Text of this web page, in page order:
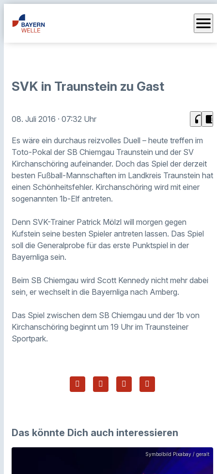
menu
SVK in Traunstein zu Gast
08. Juli 2016 · 07:32 Uhr headphones chrome_reader_mode
Es wäre ein durchaus reizvolles Duell – heute treffen im
Toto-Pokal der SB Chiemgau Traunstein und der SV
Kirchanschöring aufeinander. Doch das Spiel der derzeit
besten Fußball-Mannschaften im Landkreis Traunstein hat
einen Schönheitsfehler. Kirchanschöring wird mit einer
sogenannten 1b-Elf antreten.
Denn SVK-Trainer Patrick Mölzl will morgen gegen
Kufstein seine besten Spieler antreten lassen. Das Spiel
soll die Generalprobe für das erste Punktspiel in der
Bayernliga sein.
Beim SB Chiemgau wird Scott Kennedy nicht mehr dabei
sein, er wechselt in die Bayernliga nach Amberg.
Das Spiel zwischen dem SB Chiemgau und der 1b von
Kirchanschöring beginnt um 19 Uhr im Traunsteiner
Sportpark.
Das könnte Dich auch interessieren
Symbolbild Pixabay / geralt